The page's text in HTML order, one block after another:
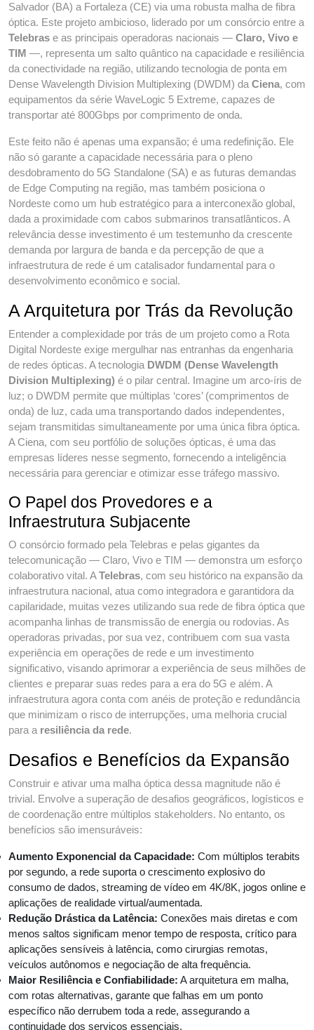
Salvador (BA) a Fortaleza (CE) via uma robusta malha de fibra
óptica. Este projeto ambicioso, liderado por um consórcio entre a
Telebras e as principais operadoras nacionais — Claro, Vivo e
TIM —, representa um salto quântico na capacidade e resiliência
da conectividade na região, utilizando tecnologia de ponta em
Dense Wavelength Division Multiplexing (DWDM) da Ciena, com
equipamentos da série WaveLogic 5 Extreme, capazes de
transportar até 800Gbps por comprimento de onda.
Este feito não é apenas uma expansão; é uma redefinição. Ele
não só garante a capacidade necessária para o pleno
desdobramento do 5G Standalone (SA) e as futuras demandas
de Edge Computing na região, mas também posiciona o
Nordeste como um hub estratégico para a interconexão global,
dada a proximidade com cabos submarinos transatlânticos. A
relevância desse investimento é um testemunho da crescente
demanda por largura de banda e da percepção de que a
infraestrutura de rede é um catalisador fundamental para o
desenvolvimento econômico e social.
A Arquitetura por Trás da Revolução
Entender a complexidade por trás de um projeto como a Rota
Digital Nordeste exige mergulhar nas entranhas da engenharia
de redes ópticas. A tecnologia DWDM (Dense Wavelength
Division Multiplexing) é o pilar central. Imagine um arco-íris de
luz; o DWDM permite que múltiplas ‘cores’ (comprimentos de
onda) de luz, cada uma transportando dados independentes,
sejam transmitidas simultaneamente por uma única fibra óptica.
A Ciena, com seu portfólio de soluções ópticas, é uma das
empresas líderes nesse segmento, fornecendo a inteligência
necessária para gerenciar e otimizar esse tráfego massivo.
O Papel dos Provedores e a
Infraestrutura Subjacente
O consórcio formado pela Telebras e pelas gigantes da
telecomunicação — Claro, Vivo e TIM — demonstra um esforço
colaborativo vital. ATelebras, com seu histórico na expansão da
infraestrutura nacional, atua como integradora e garantidora da
capilaridade, muitas vezes utilizando sua rede de fibra óptica que
acompanha linhas de transmissão de energia ou rodovias. As
operadoras privadas, por sua vez, contribuem com sua vasta
experiência em operações de rede e um investimento
significativo, visando aprimorar a experiência de seus milhões de
clientes e preparar suas redes para a era do 5G e além. A
infraestrutura agora conta com anéis de proteção e redundância
que minimizam o risco de interrupções, uma melhoria crucial
para a resiliência da rede.
Desafios e Benefícios da Expansão
Construir e ativar uma malha óptica dessa magnitude não é
trivial. Envolve a superação de desafios geográficos, logísticos e
de coordenação entre múltiplos stakeholders. No entanto, os
benefícios são imensuráveis:
Aumento Exponencial da Capacidade: Com múltiplos terabits
por segundo, a rede suporta o crescimento explosivo do
consumo de dados, streaming de vídeo em 4K/8K, jogos online e
aplicações de realidade virtual/aumentada.
Redução Drástica da Latência: Conexões mais diretas e com
menos saltos significam menor tempo de resposta, crítico para
aplicações sensíveis à latência, como cirurgias remotas,
veículos autônomos e negociação de alta frequência.
Maior Resiliência e Confiabilidade: A arquitetura em malha,
com rotas alternativas, garante que falhas em um ponto
específico não derrubem toda a rede, assegurando a
continuidade dos serviços essenciais.